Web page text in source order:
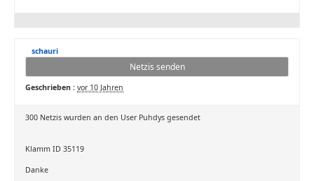
schauri
Netzis senden
Geschrieben : vor 10 Jahren
300 Netzis wurden an den User Puhdys gesendet
Klamm ID 35119
Danke